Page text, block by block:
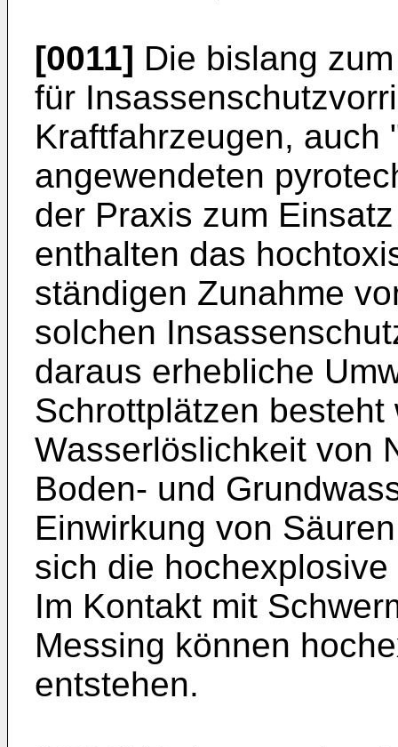
[0011] Die bislang
für
Kraftfahrzeugen, auch
angewendeten
der Praxis zum
enthalten das
ständigen Zunahme
solchen
daraus erhebliche
Schrottplätzen
Wasserlöslichkeit von
Boden- und
Einwirkung von
sich die
Im Kontakt mit
Messing können
entstehen.